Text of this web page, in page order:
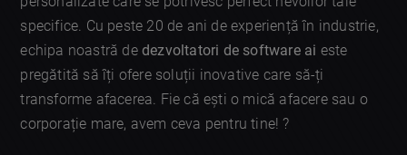
specifice. Cu peste 20 de ani de experiență în industrie,
echipa noastră dedezvoltatori de software ai este
pregătită să îți ofere soluții inovative care să-ți
transforme afacerea. Fie că ești o mică afacere sau o
corporație mare, avem ceva pentru tine! ?